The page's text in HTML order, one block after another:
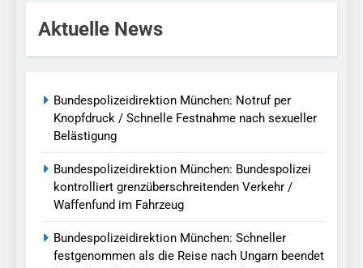
Aktuelle News
Bundespolizeidirektion München: Notruf per
Knopfdruck / Schnelle Festnahme nach sexueller
Belästigung
Bundespolizeidirektion München: Bundespolizei
kontrolliert grenzüberschreitenden Verkehr /
Waffenfund im Fahrzeug
Bundespolizeidirektion München: Schneller
festgenommen als die Reise nach Ungarn beendet